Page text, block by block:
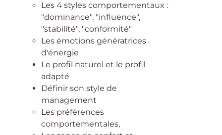
Les 4 styles comportementaux :
"dominance", "influence",
"stabilité", "conformité"
Les émotions génératrices
d'énergie
Le profil naturel et le profil
adapté
Définir son style de
management
Les préférences
comportementales,